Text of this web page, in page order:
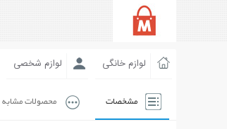
لوازم خانگی لوازم شخصی
مشخصات محصولات مشابه